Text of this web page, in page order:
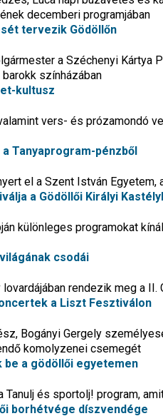
decemberi programjában
tervezik Gödöllőn
a Széchenyi
színházában
kultusz
vers- és prózamondó
Tanyaprogram-pénzből
el a Szent István
a Gödöllői Királyi
különleges programokat
csodái
rendezik meg a
a Liszt Fesztiválon
Bogányi Gergely
komolyzenei csemegét
a gödöllői egyetemen
és sportolj! program,
borhétvége díszvendége